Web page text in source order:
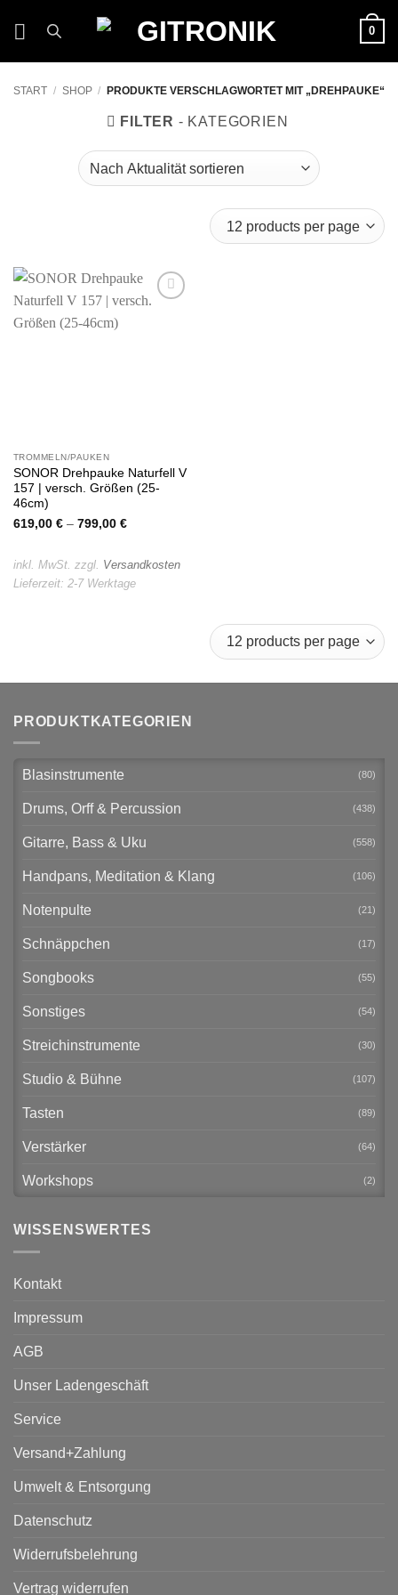
0
START / SHOP / PRODUKTE VERSCHLAGWORTET MIT „DREHPAUKE“
FILTER
TROMMELN/PAUKEN
SONOR Drehpauke Naturfell V
157 | versch. Größen (25-
46cm)
619,00 €– 799,00 €
inkl. MwSt. zzgl. Versandkosten
Lieferzeit: 2-7 Werktage
PRODUKTKATEGORIEN
Blasinstrumente (80)
Drums, Orff & Percussion (438)
Gitarre, Bass & Uku (558)
Handpans, Meditation & Klang (106)
Notenpulte (21)
Schnäppchen (17)
Songbooks (55)
Sonstiges (54)
Streichinstrumente (30)
Studio & Bühne (107)
Tasten (89)
Verstärker (64)
Workshops (2)
WISSENSWERTES
Kontakt
Impressum
AGB
Unser Ladengeschäft
Service
Versand+Zahlung
Umwelt & Entsorgung
Datenschutz
Widerrufsbelehrung
Vertrag widerrufen